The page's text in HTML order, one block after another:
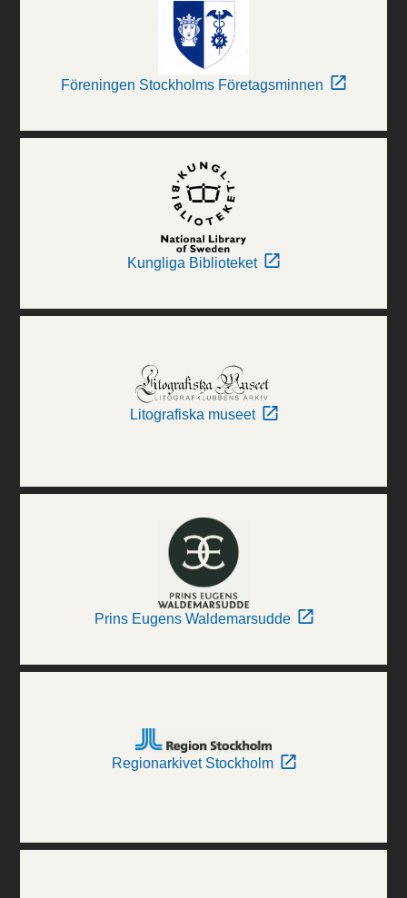
Föreningen Stockholms Företagsminnen
Kungliga Biblioteket
Litografiska museet
Prins Eugens Waldemarsudde
Regionarkivet Stockholm